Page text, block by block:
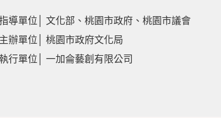
導單位│ 文化部、桃園市政府、桃園市議會
主辦單位│ 桃園市政府文化局
行單位│ 一加侖藝創有限公司